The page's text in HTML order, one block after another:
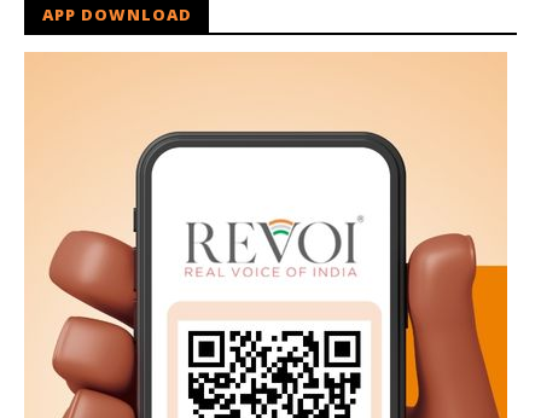
APP DOWNLOAD